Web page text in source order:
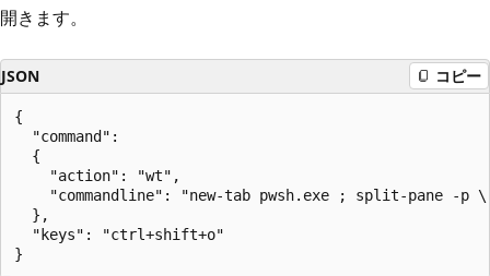
開きます。
JSON コピー
{
  "command":
  {
    "action": "wt",
"commandline": "new-tab pwsh.exe ; split-pane -p
  },
  "keys": "ctrl+shift+o"